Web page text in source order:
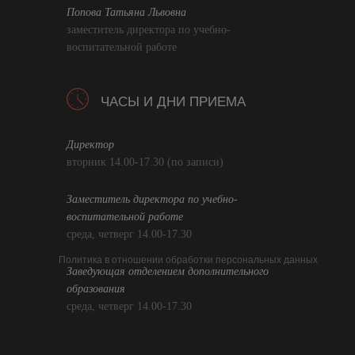
Попова Татьяна Львовна
заместитель директора по учебно-
воспитательной работе
ЧАСЫ И ДНИ ПРИЕМА
Директор
вторник 14.00-17.30 (по записи)
Заместитель директора по учебно-
воспитательной работе
среда, четверг 14.00-17.30
Заведующая отделением дополнительного
образования
среда, четверг 14.00-17.30
Политика в отношении обработки персональных данных